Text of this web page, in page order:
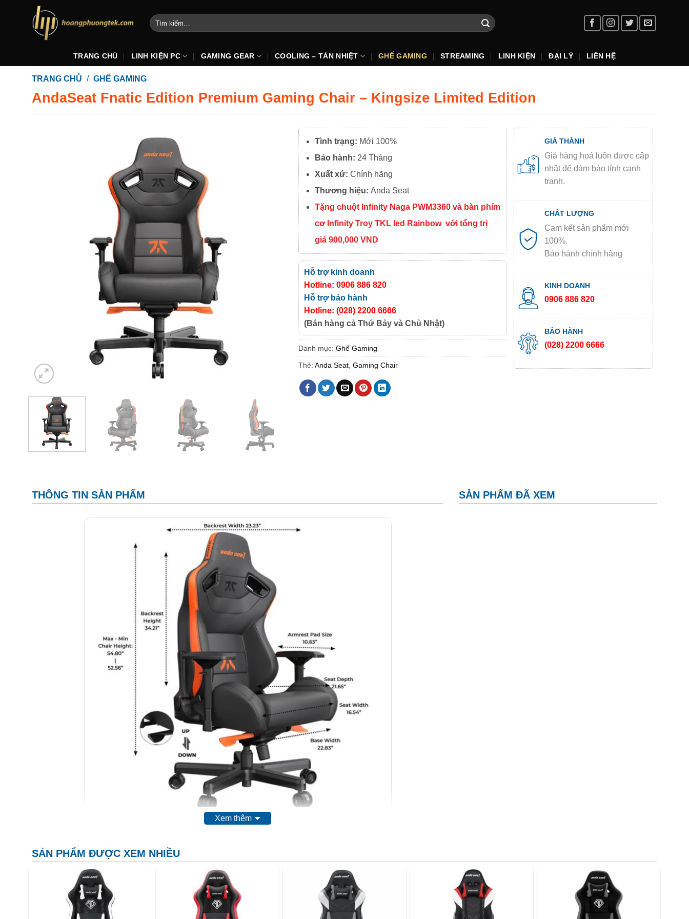
Tìm
kiếm:
TRANG CHỦ LINH KIỆN PC GAMING GEAR COOLING – TẢN NHIỆT GHẾ GAMING STREAMING LINH KIỆN ĐẠI LÝ LIÊN HỆ
TRANG CHỦ / GHẾ GAMING
AndaSeat Fnatic Edition Premium Gaming Chair – Kingsize Limited Edition
Tình trạng: Mới 100%
Bảo hành: 24 Tháng
Xuất xứ: Chính hãng
Thương hiệu: Anda Seat
Tặng chuột Infinity Naga PWM3360 và bàn phím
cơ Infinity Troy TKL led Rainbow với tổng trị
giá 900,000 VND
Hỗ trợ kinh doanh
Hotline: 0906 886 820
Hỗ trợ bảo hành
Hotline: (028) 2200 6666
(Bán hàng cả Thứ Bảy và Chủ Nhật)
Danh mục:Ghế Gaming
Thẻ:Anda Seat ,Gaming Chair
GIÁ THÀNH
Giá hàng hoá luôn được cập
nhật để đảm bảo tính cạnh
tranh.
CHẤT LƯỢNG
Cam kết sản phẩm mới
100%.
Bảo hành chính hãng
KINH DOANH
0906 886 820
BẢO HÀNH
(028) 2200 6666
THÔNG TIN SẢN PHẨM
MODEL NAME FNATIC Edition
FOAM TYPE High Density Mould Shaping Foam Minimum Seat Depth
ADJUSTABLE BACK
Maximum Seat Width
Xem thêm
SẢN PHẨM ĐÃ XEM
SẢN PHẨM ĐƯỢC XEM NHIỀU